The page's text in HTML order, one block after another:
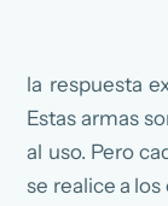
la respuesta
Estas armas
al uso. Pero
se realice a